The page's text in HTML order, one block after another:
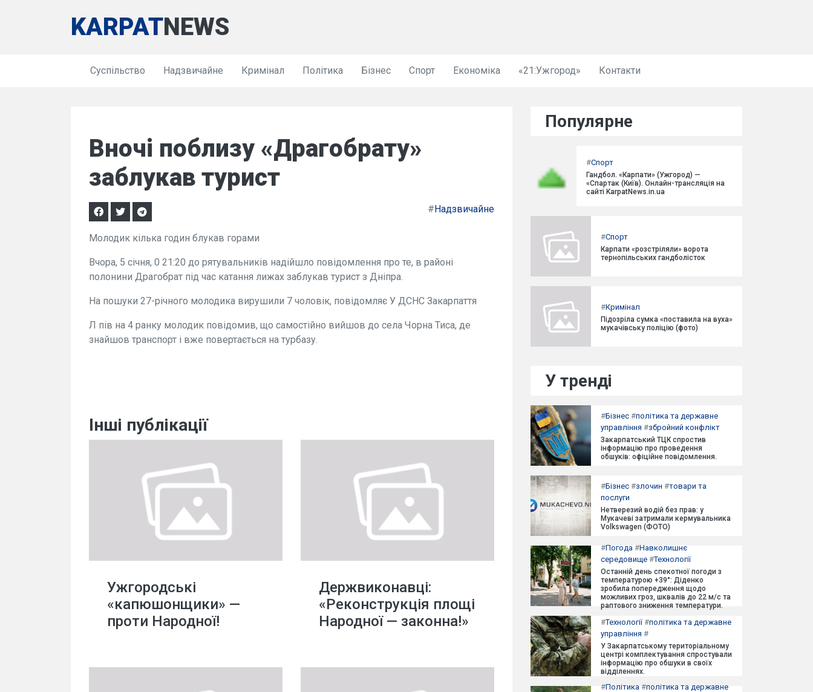
KARPATNEWS
Суспільство Надзвичайне Кримінал Політика Бізнес Спорт Економіка «21:Ужгород» Контакти
Вночі поблизу «Драгобрату»
заблукав турист
#Надзвичайне
Молодик кілька годин блукав горами
Вчора, 5 січня, 0 21:20 до рятувальників надійшло повідомлення про те, в районі
полонини Драгобрат під час катання лижах заблукав турист з Дніпра.
На пошуки 27-річного молодика вирушили 7 чоловік, повідомляє У ДСНС Закарпаття
Л пів на 4 ранку молодик повідомив, що самостійно вийшов до села Чорна Тиса, де
знайшов транспорт і вже повертається на турбазу.
Інші публікації
Ужгородські
«капюшонщики» —
проти Народної!
Держвиконавці:
«Реконструкція площі
Народної — законна!»
Популярне
#Спорт
Гандбол. «Карпати» (Ужгород) —
«Спартак (Київ). Онлайн-трансляція на
сайті KarpatNews.in.ua
#Спорт
Карпати «розстріляли» ворота
тернопільських гандболісток
#Кримінал
Підозріла сумка «поставила на вуха»
мукачівську поліцію (фото)
У тренді
#Бізнес #політика та державне
управління #збройний конфлікт
Закарпатський ТЦК спростив
інформацію про проведення
обшуків: офіційне повідомлення.
#Бізнес #злочин #товари та
послуги
Нетверезий водій без прав: у
Мукачеві затримали кермувальника
Volkswagen (ФОТО)
#Погода #Навколишнє
середовище #Технології
Останній день спекотної погоди з
температурою +39°: Діденко
зробила попередження щодо
можливих гроз, шквалів до 22 м/с та
раптового зниження температури.
#Технології#політика та державне
управління #
У Закарпатському територіальному
центрі комплектування спростували
інформацію про обшуки в своїх
відділеннях.
#Політика #політика та державне